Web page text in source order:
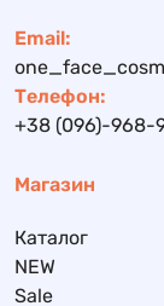
Email:
Телефон:
+38 (096)-968-
Магазин
Каталог
NEW
Sale